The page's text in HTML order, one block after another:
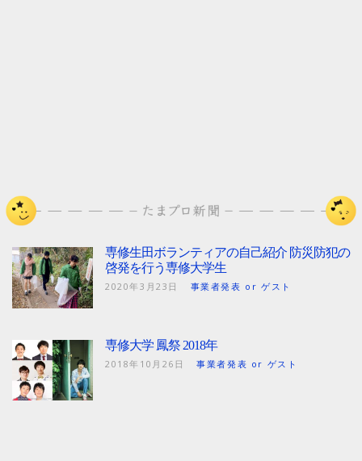
専修生田ボランティアの自己紹介 防災防犯の
啓発を行う専修大学生
2020年3月23日 事業者発表 or ゲスト
専修大学 鳳祭 2018年
2018年10月26日 事業者発表 or ゲスト